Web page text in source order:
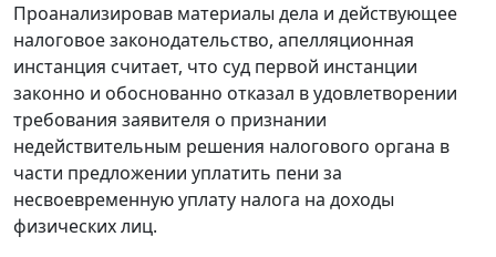
Проанализировав материалы дела и действующее
налоговое законодательство, апелляционная
инстанция считает, что суд первой инстанции
законно и обоснованно отказал в удовлетворении
требования заявителя о признании
недействительным решения налогового органа в
части предложении уплатить пени за
несвоевременную уплату налога на доходы
физических лиц.